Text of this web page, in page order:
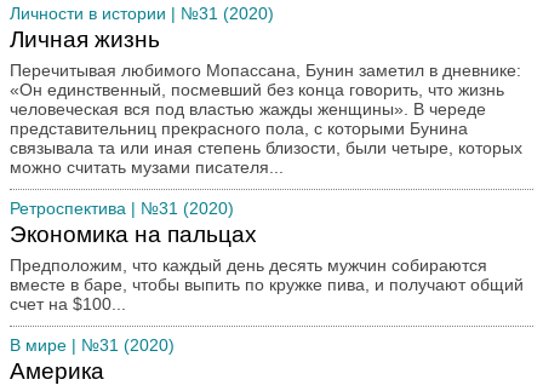
Политический ликбез
Путешествия
Ретроспектива
Спорт
Творчество наших читателей
Театр и кино
Трибуна
Юмор
Личности в истории | №31 (2020)
Личная жизнь
Перечитывая любимого Мопассана, Бунин заметил в дневнике:
«Он единственный, посмевший без конца говорить, что жизнь
человеческая вся под властью жажды женщины». В череде
представительниц прекрасного пола, с которыми Бунина
связывала та или иная степень близости, были четыре, которых
можно считать музами писателя...
Ретроспектива | №31 (2020)
Экономика на пальцах
Предположим, что каждый день десять мужчин собираются
вместе в баре, чтобы выпить по кружке пива, и получают общий
счет на $100...
В мире | №31 (2020)
Америка